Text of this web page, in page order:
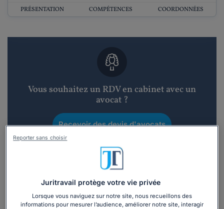
PRÉSENTATION COMPÉTENCES COORDONNÉES
Vous souhaitez un RDV en cabinet avec un
avocat ?
Recevoir des devis d'avocats
3 devis en 48h
Juritravail protège votre vie privée
Lorsque vous naviguez sur notre site, nous recueillons des
informations pour mesurer l’audience, améliorer notre site, interagir
Reporter sans choisir